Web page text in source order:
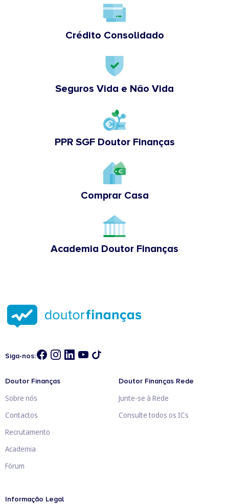
Crédito Consolidado
Seguros Vida e Não Vida
PPR SGF Doutor Finanças
Comprar Casa
Academia Doutor Finanças
Siga-nos:
Doutor Finanças
Sobre nós
Contactos
Recrutamento
Academia
Fórum
Doutor Finanças Rede
Junte-se à Rede
Consulte todos os ICs
Informação Legal